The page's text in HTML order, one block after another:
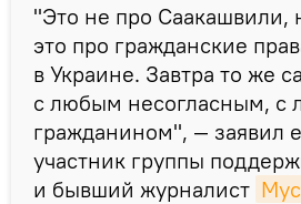
"Это не про Саакашвили,
это про гражданские
в Украине. Завтра то же
с любым несогласным, с
гражданином", — заявил
участник группы
и бывший журналист